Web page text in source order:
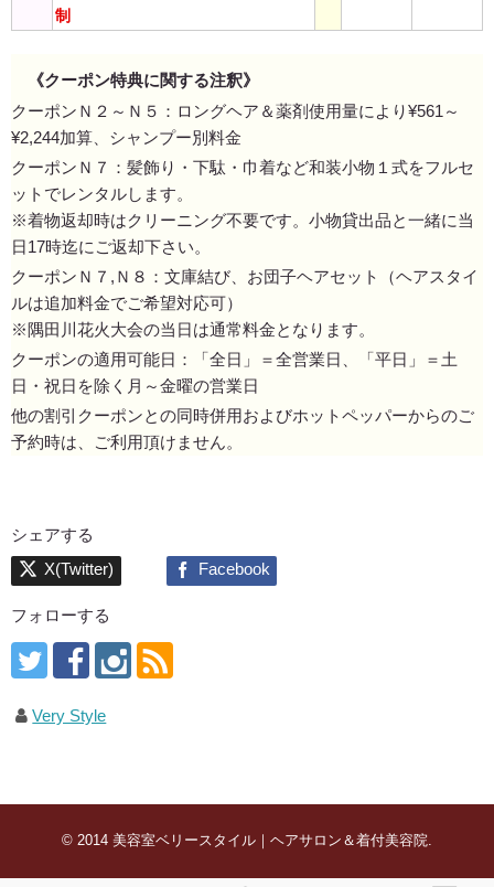
制
《クーポン特典に関する注釈》
クーポンＮ２～Ｎ５：ロングヘア＆薬剤使用量により¥561～
¥2,244加算、シャンプー別料金
クーポンＮ７：髪飾り・下駄・巾着など和装小物１式をフルセ
ットでレンタルします。
※着物返却時はクリーニング不要です。小物貸出品と一緒に当
日17時迄にご返却下さい。
クーポンＮ７,Ｎ８：文庫結び、お団子ヘアセット（ヘアスタイ
ルは追加料金でご希望対応可）
※隅田川花火大会の当日は通常料金となります。
クーポンの適用可能日：「全日」＝全営業日、「平日」＝土
日・祝日を除く月～金曜の営業日
他の割引クーポンとの同時併用およびホットペッパーからのご
予約時は、ご利用頂けません。
シェアする
フォローする
Very Style
© 2014 美容室ベリースタイル｜ヘアサロン＆着付美容院